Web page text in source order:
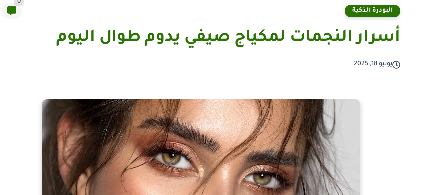
البودرة الذكية
0
أسرار النجمات لمكياج صيفي يدوم طوال اليوم
يونيو 18, 2025